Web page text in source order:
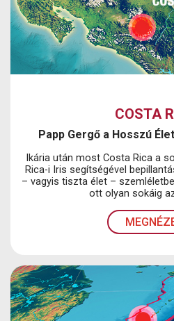
COSTA
Papp Gergő a Hosszú
Ikária után most Costa Rica a
Rica-i Iris segítségével
– vagyis tiszta élet –
ott olyan sokáig